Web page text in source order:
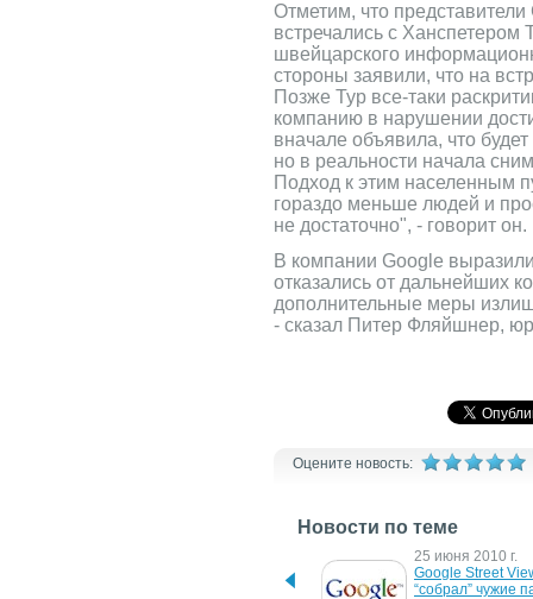
Отметим, что представители
встречались с Ханспетером
швейцарского
стороны заявили, что на
Позже Тур все-таки
компанию в нарушении
вначале объявила, что
но в реальности начала
Подход к этим населенным
гораздо меньше людей и
не достаточно", - говорит он.
В компании Google
отказались от дальнейших
дополнительные меры
- сказал Питер Фляйшнер,
Оцените новость:
Новости по теме
масштабное обновление
25 июня 2010 г.
Google Street
“собрал” чужие